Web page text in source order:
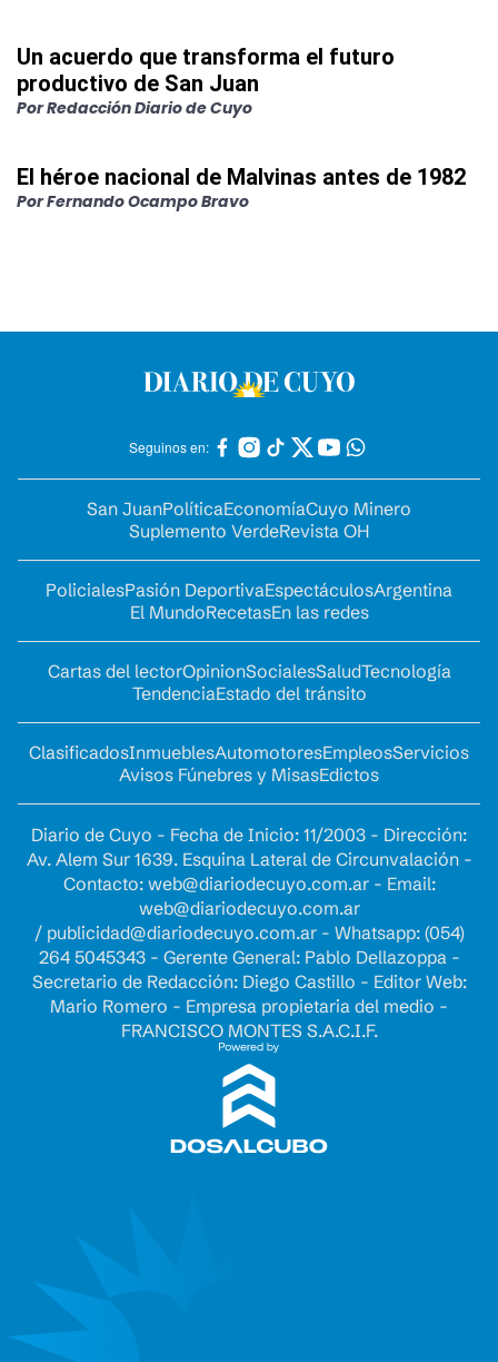
Un acuerdo que transforma el futuro
productivo de San Juan
PorRedacción Diario de Cuyo
El héroe nacional de Malvinas antes de 1982
PorFernando Ocampo Bravo
Seguinos en:
San JuanPolíticaEconomíaCuyo Minero
Suplemento VerdeRevista OH
PolicialesPasión DeportivaEspectáculosArgentina
El MundoRecetasEn las redes
Cartas del lectorOpinionSocialesSaludTecnología
TendenciaEstado del tránsito
ClasificadosInmueblesAutomotoresEmpleosServicios
Avisos Fúnebres y MisasEdictos
Diario de Cuyo - Fecha de Inicio: 11/2003 - Dirección:
Av. Alem Sur 1639. Esquina Lateral de Circunvalación -
Contacto: web@diariodecuyo.com.ar- Email:
web@diariodecuyo.com.ar
/ publicidad@diariodecuyo.com.ar- Whatsapp: (054)
264 5045343 - Gerente General: Pablo Dellazoppa -
Secretario de Redacción: Diego Castillo - Editor Web:
Mario Romero - Empresa propietaria del medio -
FRANCISCO MONTES S.A.C.I.F.